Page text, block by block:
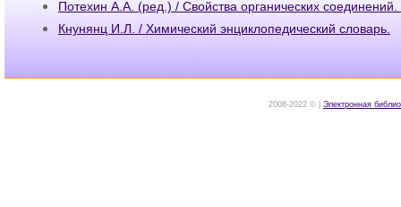
Потехин А.А. (ред.) / Свойства органических
Кнунянц И.Л. / Химический энциклопедический словарь.
2008-2022 © | Электронная